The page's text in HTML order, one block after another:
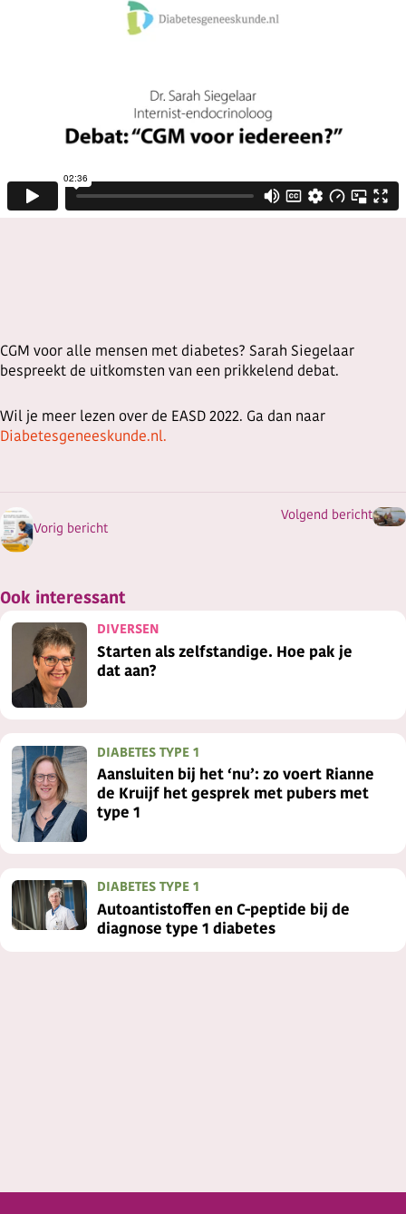
CGM voor alle mensen met diabetes? Sarah Siegelaar
bespreekt de uitkomsten van een prikkelend debat.
Wil je meer lezen over de EASD 2022. Ga dan naar
Diabetesgeneeskunde.nl.
Vorig bericht
Volgend bericht
Ook interessant
Starten als zelfstandige. Hoe pak je
dat aan?
DIVERSEN
Aansluiten bij het ‘nu’: zo voert Rianne
de Kruijf het gesprek met pubers met
type 1
DIABETES TYPE 1
Autoantistoffen en C-peptide bij de
diagnose type 1 diabetes
DIABETES TYPE 1